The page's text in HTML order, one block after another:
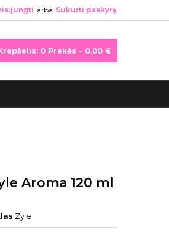
arba Sukurti paskyrą
0 Prekės - 0,00 €
Aroma 120 ml
Zyle